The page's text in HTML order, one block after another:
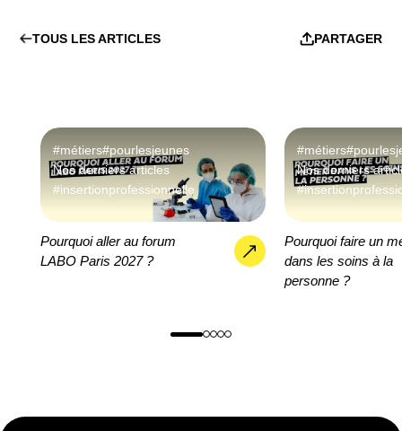
TOUS LES ARTICLES PARTAGER
#métiers#pourlesjeunes
Nos derniers articles
#insertionprofessionnelle
Pourquoi aller au forum
LABO Paris 2027 ?
#métiers
Nos derniers
Pourquoi faire un
dans les soins à la
personne ?